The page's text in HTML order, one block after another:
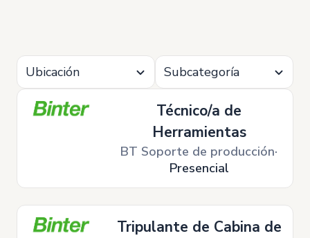
Ubicación Subcategoría
Técnico/a de
Herramientas
BT Soporte de producción
Presencial
Tripulante de Cabina de